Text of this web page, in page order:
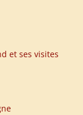
et ses visites